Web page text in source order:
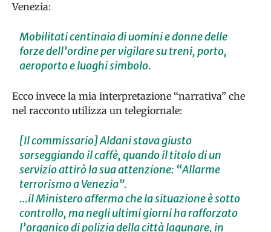
Venezia:
Mobilitati centinaia di uomini e donne delle
forze dell’ordine per vigilare su treni, porto,
aeroporto e luoghi simbolo.
Ecco invece la mia interpretazione “narrativa” che
nel racconto utilizza un telegiornale:
[Il commissario] Aldanistava giusto
sorseggiando il caffè, quando il titolo di un
servizio attirò la sua attenzione: “Allarme
terrorismo a Venezia”.
…il Ministero afferma che la situazione è sotto
controllo, ma negli ultimi giorni ha rafforzato
l’organico di polizia della città lagunare, in